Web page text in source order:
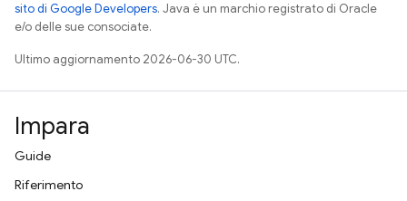
sito di Google Developers. Java è un marchio registrato di Oracle
e/o delle sue consociate.
Ultimo aggiornamento 2026-06-30 UTC.
Impara
Guide
Riferimento